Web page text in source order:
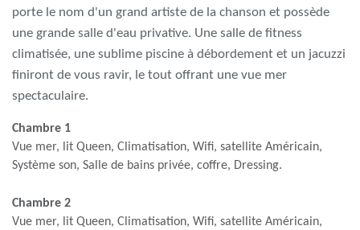
porte le nom d'un grand artiste de la chanson et possède
une grande salle d'eau privative. Une salle de fitness
climatisée, une sublime piscine à débordement et un jacuzzi
finiront de vous ravir, le tout offrant une vue mer
spectaculaire.
Chambre 1
Vue mer, lit Queen, Climatisation, Wifi, satellite Américain,
Système son, Salle de bains privée, coffre, Dressing.
Chambre 2
Vue mer, lit Queen, Climatisation, Wifi, satellite Américain,